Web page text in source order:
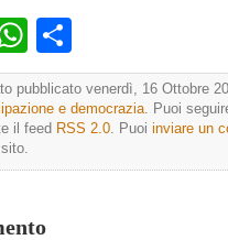
WhatsApp
pubblicato venerdì, 16 Ottobre
e democrazia . Puoi
il feed RSS 2.0 . Puoi inviare un